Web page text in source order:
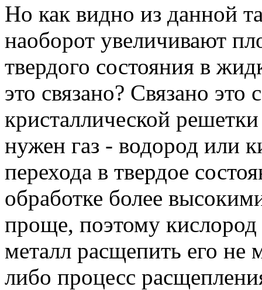
Но как видно из данной
наоборот увеличивают
твердого состояния в
это связано? Связано
кристаллической
нужен газ - водород или
перехода в твердое
обработке более
проще, поэтому кислород
металл расщепить его не
либо процесс